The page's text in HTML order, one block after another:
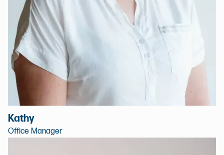
Kathy
Office Manager